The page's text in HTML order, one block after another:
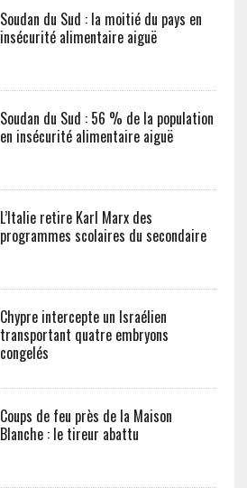
Soudan du Sud : la moitié du pays en
insécurité alimentaire aiguë
Soudan du Sud : 56 % de la population
en insécurité alimentaire aiguë
L’Italie retire Karl Marx des
programmes scolaires du secondaire
Chypre intercepte un Israélien
transportant quatre embryons
congelés
Coups de feu près de la Maison
Blanche : le tireur abattu